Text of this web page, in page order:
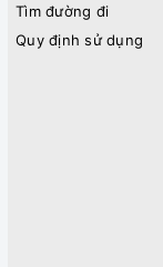
Tìm đường đi
Quy định sử dụng